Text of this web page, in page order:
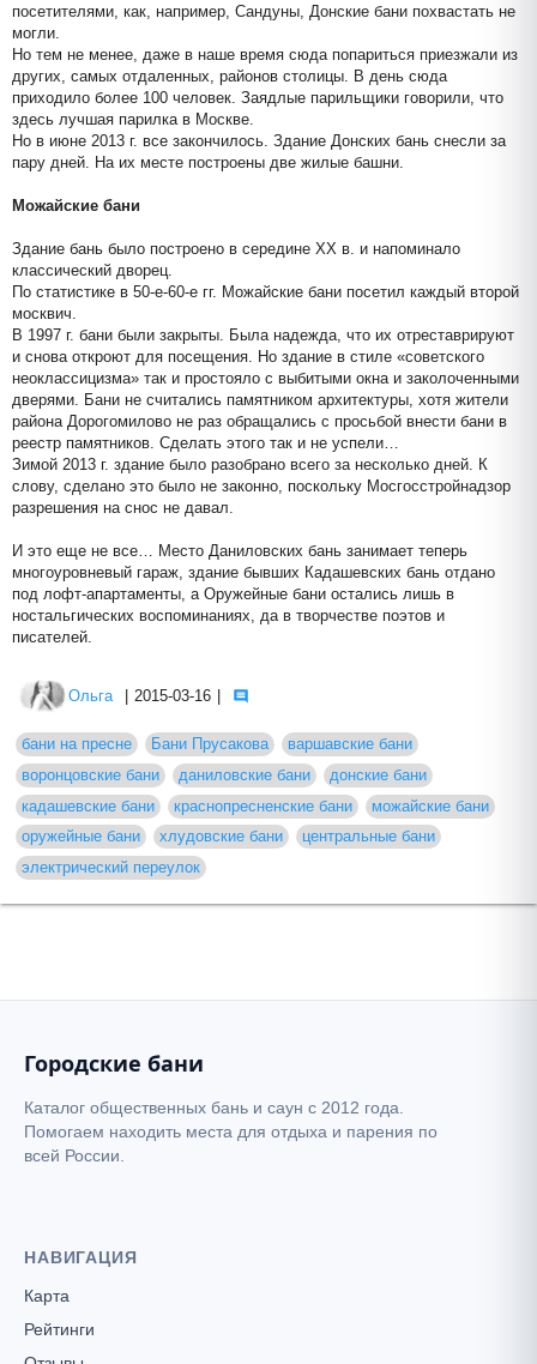
посетителями, как, например, Сандуны, Донские бани похвастать не
могли.
Но тем не менее, даже в наше время сюда попариться приезжали из
других, самых отдаленных, районов столицы. В день сюда
приходило более 100 человек. Заядлые парильщики говорили, что
здесь лучшая парилка в Москве.
Но в июне 2013 г. все закончилось. Здание Донских бань снесли за
пару дней. На их месте построены две жилые башни.
Можайские бани
Здание бань было построено в середине XX в. и напоминало
классический дворец.
По статистике в 50-е-60-е гг. Можайские бани посетил каждый второй
москвич.
В 1997 г. бани были закрыты. Была надежда, что их отреставрируют
и снова откроют для посещения. Но здание в стиле «советского
неоклассицизма» так и простояло с выбитыми окна и заколоченными
дверями. Бани не считались памятником архитектуры, хотя жители
района Дорогомилово не раз обращались с просьбой внести бани в
реестр памятников. Сделать этого так и не успели…
Зимой 2013 г. здание было разобрано всего за несколько дней. К
слову, сделано это было не законно, поскольку Мосгосстройнадзор
разрешения на снос не давал.
И это еще не все… Место Даниловских бань занимает теперь
многоуровневый гараж, здание бывших Кадашевских бань отдано
под лофт-апартаменты, а Оружейные бани остались лишь в
ностальгических воспоминаниях, да в творчестве поэтов и
писателей.
Ольга 2015-03-16
бани на пресне Бани Прусакова
варшавские бани
воронцовские бани
даниловские бани
донские бани
кадашевские бани
краснопресненские бани
можайские бани
оружейные бани
хлудовские бани
центральные бани
электрический переулок
Городские бани
Каталог общественных бань и саун с 2012 года.
Помогаем находить места для отдыха и парения по
всей России.
НАВИГАЦИЯ
Карта
Рейтинги